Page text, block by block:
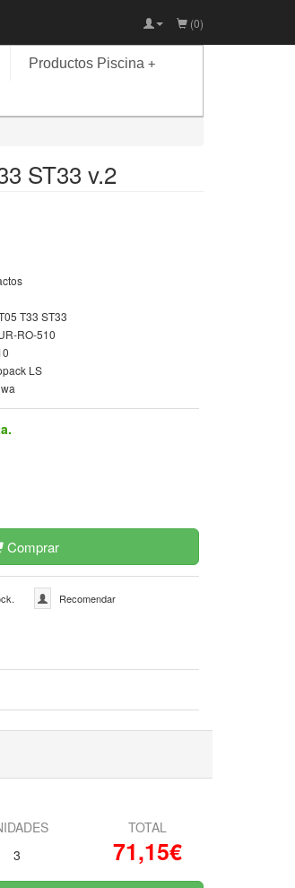
(0)
+
Productos Piscina
ST33 v.2
T33 ST33
RO-510
LS
Comprar
Recomendar
TOTAL
3
71,15€